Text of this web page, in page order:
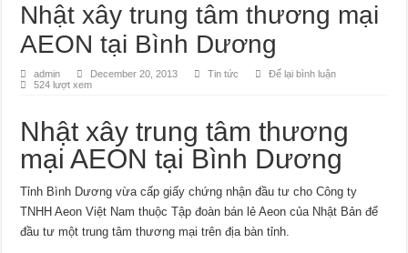
Nhật xây trung tâm thương mại
AEON tại Bình Dương
admin December 20, 2013 Tin tức
Để lại bình luận
524 lượt xem
Nhật xây trung tâm thương
mại AEON tại Bình Dương
Tỉnh Bình Dương vừa cấp giấy chứng nhận đầu tư cho Công ty
TNHH Aeon Việt Nam thuộc Tập đoàn bán lẻ Aeon của Nhật Bản để
đầu tư một trung tâm thương mại trên địa bàn tỉnh.